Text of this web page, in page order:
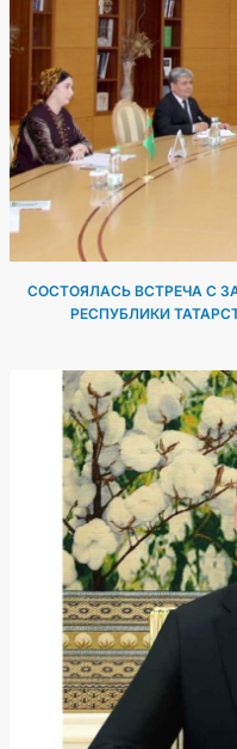
СОСТОЯЛАСЬ ВСТРЕЧА С
РЕСПУБЛИКИ